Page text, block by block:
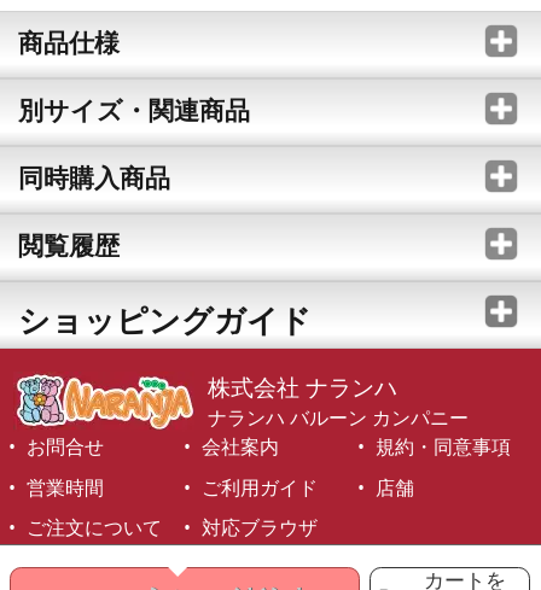
カートを
商品仕様
別サイズ・関連商品
同時購入商品
閲覧履歴
ショッピングガイド
株式会社 ナランハ
ナランハ バルーン カンパニー
お問合せ
会社案内
規約・同意事項
営業時間
ご利用ガイド
店舗
ご注文について
対応ブラウザ
©1999-2026 NARANJA Inc. All Rights Reserved.